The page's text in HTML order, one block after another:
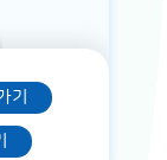
기